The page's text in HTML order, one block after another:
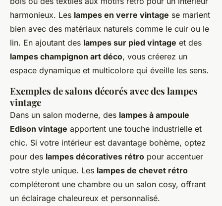
harmonieux. Les lampes en verre vintage se marient
bien avec des matériaux naturels comme le cuir ou le
lin. En ajoutant des lampes sur pied vintage et des
lampes champignon art déco, vous créerez un
espace dynamique et multicolore qui éveille les sens.
Exemples de salons décorés avec des lampes
vintage
Dans un salon moderne, des lampes à ampoule
Edison vintage apportent une touche industrielle et
chic. Si votre intérieur est davantage bohème, optez
pour des lampes décoratives rétro pour accentuer
votre style unique. Les lampes de chevet rétro
compléteront une chambre ou un salon cosy, offrant
un éclairage chaleureux et personnalisé.